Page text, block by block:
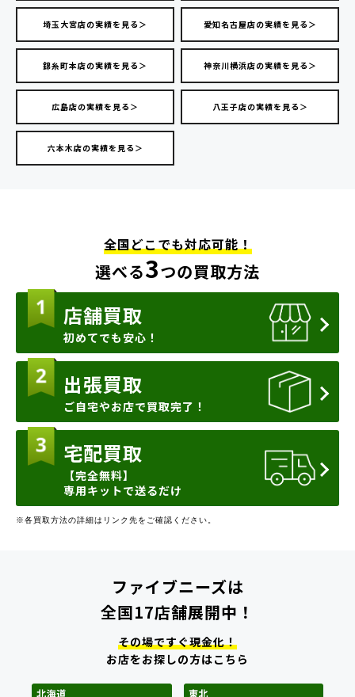
埼玉大宮店の実績を見る＞ 愛知名古屋店の実績を見る＞
錦糸町本店の実績を見る＞ 神奈川横浜店の実績を見る＞
広島店の実績を見る＞ 八王子店の実績を見る＞
六本木店の実績を見る＞
全国どこでも対応可能！
選べる3つの買取方法
店舗買取
初めてでも安心！
出張買取
ご自宅やお店で買取完了！
宅配買取
【完全無料】
専用キットで送るだけ
※各買取方法の詳細はリンク先をご確認ください。
ファイブニーズは
全国17店舗展開中！
その場ですぐ現金化！
お店をお探しの方はこちら